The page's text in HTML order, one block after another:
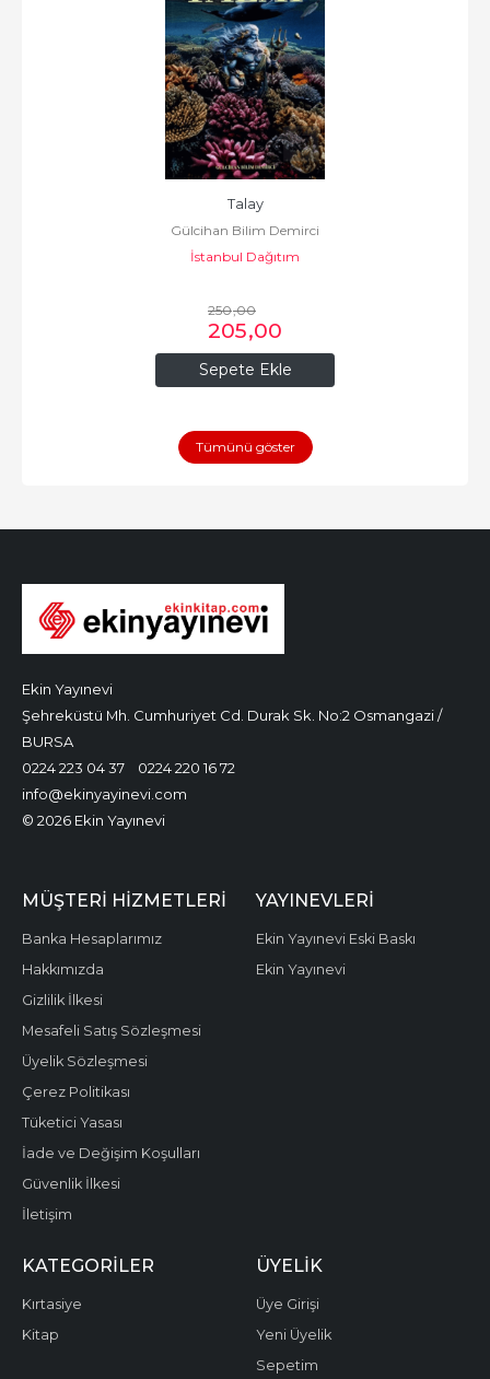
Sepete Ekle
Talay
Gülcihan Bilim Demirci
İstanbul Dağıtım
250,00
205,00
Tümünü göster
Ekin Yayınevi
Şehreküstü Mh. Cumhuriyet Cd. Durak Sk. No:2 Osmangazi /
BURSA
0224 223 04 37
0224 220 16 72
info@ekinyayinevi.com
© 2026 Ekin Yayınevi
MÜŞTERI HIZMETLERI
Banka Hesaplarımız
Hakkımızda
Gizlilik İlkesi
Mesafeli Satış Sözleşmesi
Üyelik Sözleşmesi
Çerez Politikası
Tüketici Yasası
İade ve Değişim Koşulları
Güvenlik İlkesi
İletişim
YAYINEVLERI
Ekin Yayınevi Eski Baskı
Ekin Yayınevi
KATEGORILER
Kırtasiye
Kitap
ÜYELIK
Üye Girişi
Yeni Üyelik
Sepetim